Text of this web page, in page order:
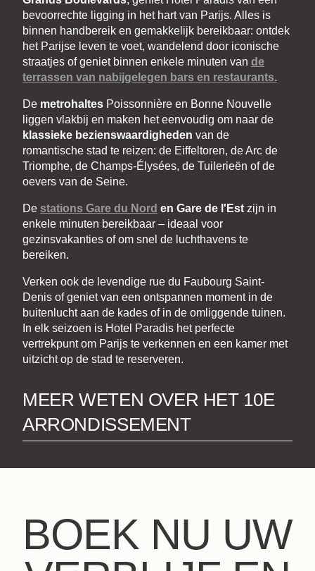
bevoorrechte ligging in het hart van Parijs. Alles is
binnen handbereik en gemakkelijk bereikbaar: ontdek
het Parijse leven te voet, wandelend door iconische
straatjes of geniet binnen enkele minuten van de
terrassen van nabijgelegen bars en restaurants.
De metrohaltes Poissonnière en Bonne Nouvelle
liggen vlakbij en maken het eenvoudig om naar de
klassieke bezienswaardigheden van de
romantische stad te reizen: de Eiffeltoren, de Arc de
Triomphe, de Champs-Élysées, de Tuilerieën of de
oevers van de Seine.
De stations Gare du Nord en Gare de l'Est zijn in
enkele minuten bereikbaar – ideaal voor
gezinsvakanties of om snel de luchthavens te
bereiken.
Verken ook de levendige rue du Faubourg Saint-
Denis of geniet van een ontspannen moment in de
buitenlucht aan de kades of in de omliggende tuinen.
In elk seizoen is Hotel Paradis het perfecte
vertrekpunt om Parijs te verkennen en een kamer met
uitzicht op de stad te reserveren.
MEER WETEN OVER HET 10E
ARRONDISSEMENT
BOEK NU UW